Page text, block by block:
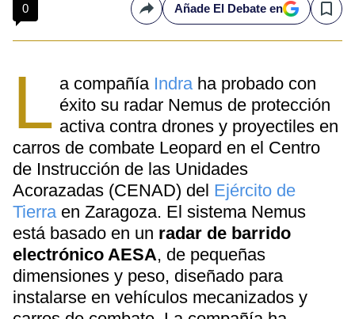
0 CompartirAñade El Debate en Save
L a compañía Indraha probado con
éxito su radar Nemus de protección
activa contra drones y proyectiles en
carros de combate Leopard en el Centro
de Instrucción de las Unidades
Acorazadas (CENAD) del Ejército de
Tierraen Zaragoza. El sistema Nemus
está basado en un radar de barrido
electrónico AESA, de pequeñas
dimensiones y peso, diseñado para
instalarse en vehículos mecanizados y